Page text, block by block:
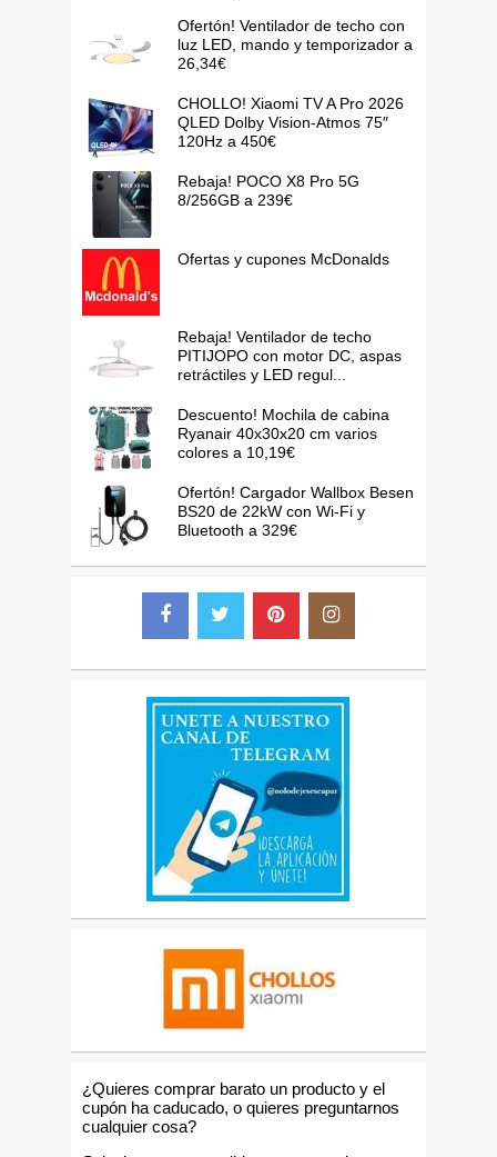
Ofertón! Ventilador de techo con
luz LED, mando y temporizador a
26,34€
CHOLLO! Xiaomi TV A Pro 2026
QLED Dolby Vision-Atmos 75″
120Hz a 450€
Rebaja! POCO X8 Pro 5G
8/256GB a 239€
Ofertas y cupones McDonalds
Rebaja! Ventilador de techo
PITIJOPO con motor DC, aspas
retráctiles y LED regul...
Descuento! Mochila de cabina
Ryanair 40x30x20 cm varios
colores a 10,19€
Ofertón! Cargador Wallbox Besen
BS20 de 22kW con Wi-Fi y
Bluetooth a 329€
¿Quieres comprar barato un producto y el
cupón ha caducado, o quieres preguntarnos
cualquier cosa?